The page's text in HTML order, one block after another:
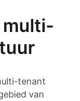
tenant
van